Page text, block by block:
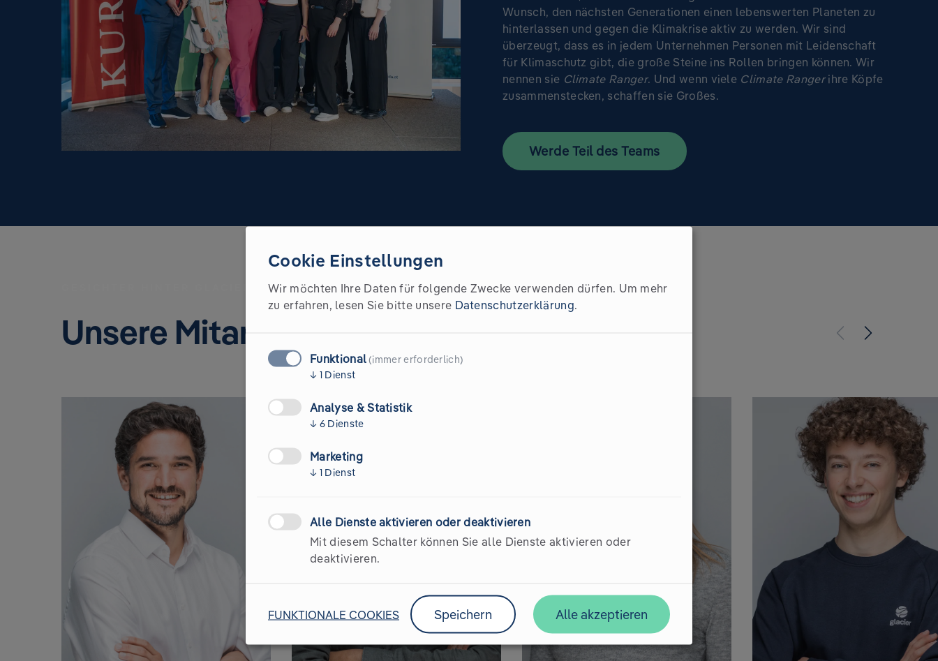
Wunsch, den nächsten Generationen einen lebenswerten Planeten zu
hinterlassen und gegen die Klimakrise aktiv zu werden. Wir sind
überzeugt, dass es in jedem Unternehmen Personen mit Leidenschaft
für Klimaschutz gibt, die große Steine ins Rollen bringen können. Wir
nennen sie Climate Ranger. Und wenn viele Climate Rangerihre Köpfe
zusammenstecken, schaffen sie Großes.
Werde Teil des Teams
Unsere Mitarbeiter*innen
Cookie Einstellungen
Wir möchten Ihre Daten für folgende Zwecke verwenden dürfen. Um mehr
zu erfahren, lesen Sie bitte unsere Datenschutzerklärung.
Funktional(immer erforderlich)
↓ 1 Dienst
Analyse & Statistik
↓ 6 Dienste
Marketing
↓ 1 Dienst
Alle Dienste aktivieren oder deaktivieren
Mit diesem Schalter können Sie alle Dienste aktivieren oder
deaktivieren.
FUNKTIONALE COOKIES Speichern Alle akzeptieren